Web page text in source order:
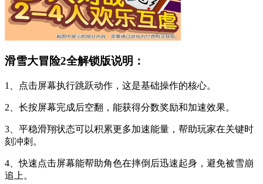
滑雪大冒险2全解锁版说明：
1、点击屏幕执行跳跃动作，这是基础操作的核心。
2、长按屏幕完成后空翻，能获得分数奖励和加速效果。
3、平稳滑翔状态可以积累更多加速能量，帮助玩家在关键时
刻冲刺。
4、快速点击屏幕能帮助角色在摔倒后迅速起身，避免被雪崩
追上。